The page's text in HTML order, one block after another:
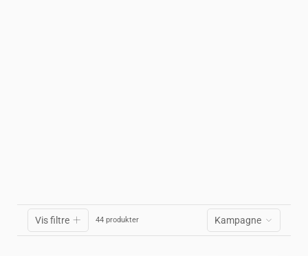
Vis filtre 44 produkter Kampagne